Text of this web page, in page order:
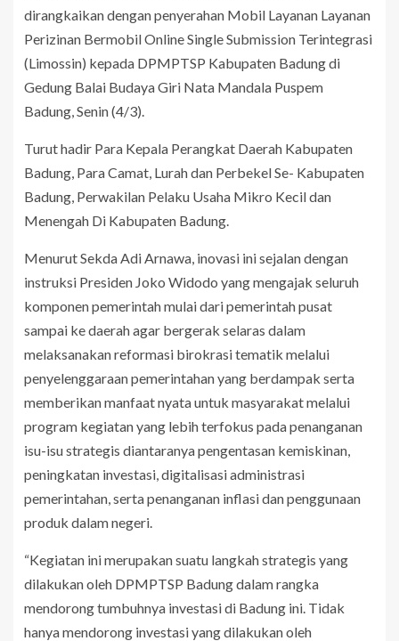
dirangkaikan dengan penyerahan Mobil Layanan Layanan
Perizinan Bermobil Online Single Submission Terintegrasi
(Limossin) kepada DPMPTSP Kabupaten Badung di
Gedung Balai Budaya Giri Nata Mandala Puspem
Badung, Senin (4/3).
Turut hadir Para Kepala Perangkat Daerah Kabupaten
Badung, Para Camat, Lurah dan Perbekel Se- Kabupaten
Badung, Perwakilan Pelaku Usaha Mikro Kecil dan
Menengah Di Kabupaten Badung.
Menurut Sekda Adi Arnawa, inovasi ini sejalan dengan
instruksi Presiden Joko Widodo yang mengajak seluruh
komponen pemerintah mulai dari pemerintah pusat
sampai ke daerah agar bergerak selaras dalam
melaksanakan reformasi birokrasi tematik melalui
penyelenggaraan pemerintahan yang berdampak serta
memberikan manfaat nyata untuk masyarakat melalui
program kegiatan yang lebih terfokus pada penanganan
isu-isu strategis diantaranya pengentasan kemiskinan,
peningkatan investasi, digitalisasi administrasi
pemerintahan, serta penanganan inflasi dan penggunaan
produk dalam negeri.
“Kegiatan ini merupakan suatu langkah strategis yang
dilakukan oleh DPMPTSP Badung dalam rangka
mendorong tumbuhnya investasi di Badung ini. Tidak
hanya mendorong investasi yang dilakukan oleh